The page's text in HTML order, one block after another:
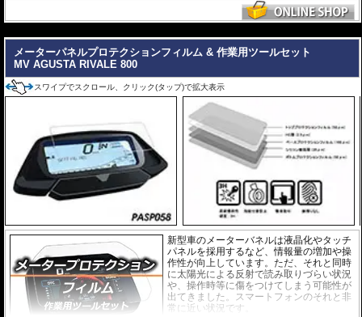
メーターパネルプロテクションフィルム & 作業用ツールセット
MV AGUSTA RIVALE 800
スワイプでスクロール、クリック(タップ)で拡大表示
新型車のメーターバネルは液晶化やタッチ
パネルを採用するなど、情報量の増加や操
作性が向上しています。ただ、それと同時
に太陽光による反射で読み取りづらい状況
や、操作時等に傷をつけてしまう可能性が
出てきました。スマートフォンのそれと非
常に近い状況です。